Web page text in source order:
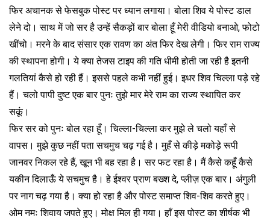
फिर अचानक से फेसबुक पोस्ट पर ध्यान लगाया। बोला शिव ये पोस्ट डाल
लेने दो। साथ में जो सर है उन्हें सैकड़ों बार बोला हूँ मेरी वीडियो बनाओ, फोटो
खींचो। मरने के बाद संसार एक रावण का अंत फिर देख लेगी। फिर राम राज्य
की स्थापना होगी। ये क्या तेजस टाइप की गति धीमी होती जा रही है इतनी
गलतियां कैसे हो रही हैं। इससे पहले कभी नहीं हुई। इधर शिव चिल्ला पड़े रहे
हैं। चलो पापी दुष्ट एक बार पुनः तुझे मार मेरे राम का राज्य स्थापित कर
सकूं।
फिर सर को पुनः बोल रहा हूँ। चिल्ला-चिल्ला कर मुझे ले चलो यहाँ से
वापस। मुझे कुछ नहीं पता सचमुच चढ़ गई है। मुहँ से कीड़े मकोड़े रूपी
जानवर निकल रहे हैं, खून भी बह रहा है। सर फट रहा है। मैं कैसे कहूँ कैसे
यकीन दिलाऊँ ये सचमुच है। हे ईश्वर प्राण बख्श दे, प्लीज़ एक बार। अंगुली
पर नाग चढ़ गया है। क्या हो रहा है और पोस्ट समाप्त शिव-शिव करते हुए।
ओम नमः शिवाय जपते हुए। मोक्ष मिल ही गया। हाँ इस पोस्ट का शीर्षक भी